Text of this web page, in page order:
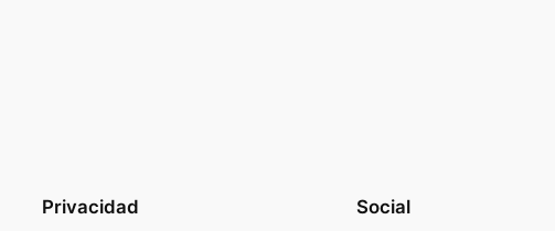
Privacidad Social